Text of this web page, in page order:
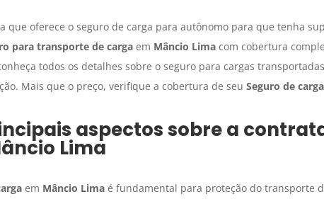
que oferece o seguro de carga para autônomo para que tenha
para transporte de cargaem Mâncio Limacom cobertura
todos os detalhes sobre o seguro para cargas
Mais que o preço, verifique a cobertura de seu Seguro de carga
aspectos sobre a
Lima
em Mâncio Limaé fundamental para proteção do transporte